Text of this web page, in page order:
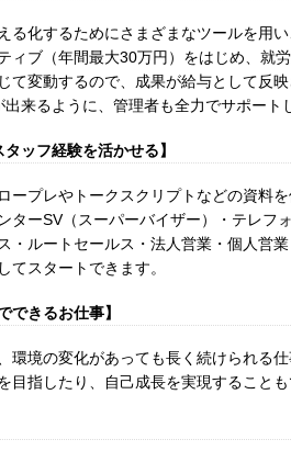
る化するためにさまざまなツールを用
ィブ（年間最大30万円）をはじめ、就
て変動するので、成果が給与として反
来るように、管理者も全力でサポート
ッフ経験を活かせる】
ープレやトークスクリプトなどの資料
ターSV（スーパーバイザー）・テレフ
・ルートセールス・法人営業・個人営
てスタートできます。
できるお仕事】
環境の変化があっても長く続けられる
目指したり、自己成長を実現することも